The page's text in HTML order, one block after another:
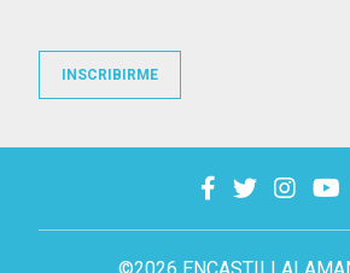
INSCRIBIRME